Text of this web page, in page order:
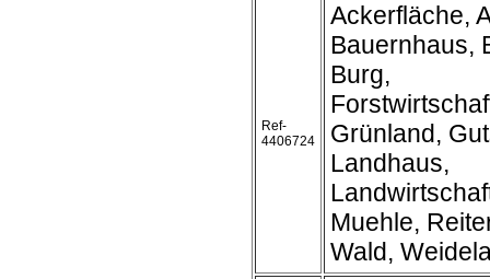
Ref-
4406724
Ackerfläche,
Bauernhaus,
Burg,
Grünland,
Landhaus,
Muehle,
Wald,